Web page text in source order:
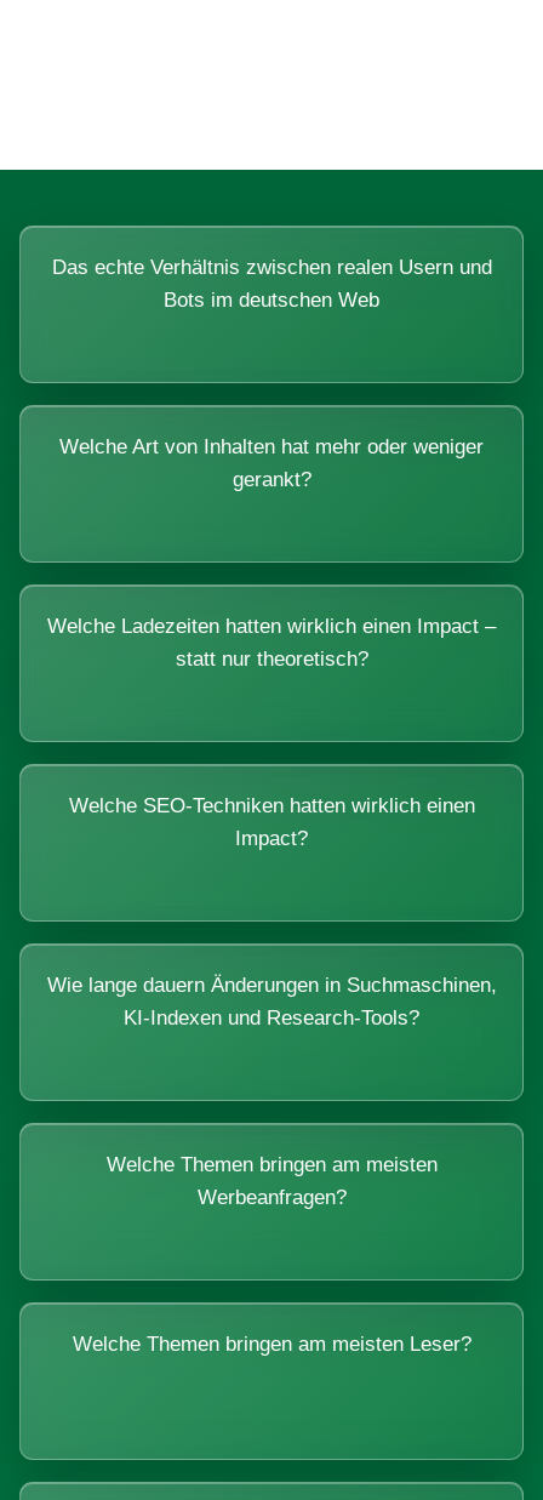
Das echte Verhältnis zwischen realen Usern und
Bots im deutschen Web
Welche Art von Inhalten hat mehr oder weniger
gerankt?
Welche Ladezeiten hatten wirklich einen Impact –
statt nur theoretisch?
Welche SEO-Techniken hatten wirklich einen
Impact?
Wie lange dauern Änderungen in Suchmaschinen,
KI-Indexen und Research-Tools?
Welche Themen bringen am meisten
Werbeanfragen?
Welche Themen bringen am meisten Leser?